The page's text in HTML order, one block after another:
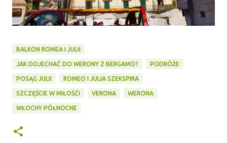
BALKON ROMEA I JULII
JAK DOJECHAĆ DO WERONY Z BERGAMO? PODRÓŻE
POSĄG JULII ROMEO I JULIA SZEKSPIRA
SZCZĘŚCIE W MIŁOŚĆI VERONA WERONA
WŁOCHY PÓŁNOCNE